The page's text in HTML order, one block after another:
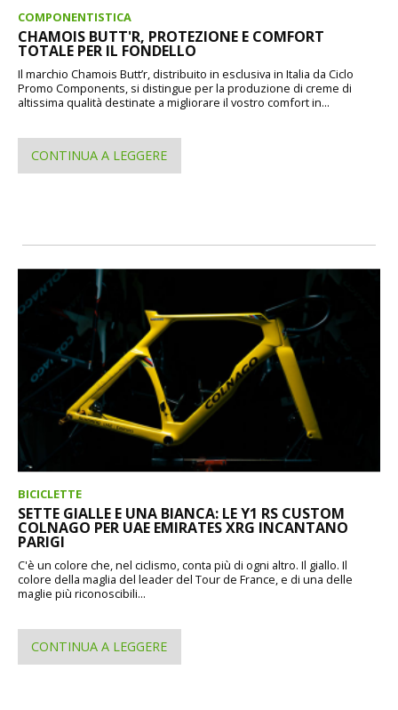
COMPONENTISTICA
CHAMOIS BUTT'R, PROTEZIONE E COMFORT
TOTALE PER IL FONDELLO
Il marchio Chamois Butt’r, distribuito in esclusiva in Italia da Ciclo
Promo Components, si distingue per la produzione di creme di
altissima qualità destinate a migliorare il vostro comfort in...
CONTINUA A LEGGERE
BICICLETTE
SETTE GIALLE E UNA BIANCA: LE Y1 RS CUSTOM
COLNAGO PER UAE EMIRATES XRG INCANTANO
PARIGI
C'è un colore che, nel ciclismo, conta più di ogni altro. Il giallo. Il
colore della maglia del leader del Tour de France, e di una delle
maglie più riconoscibili...
CONTINUA A LEGGERE